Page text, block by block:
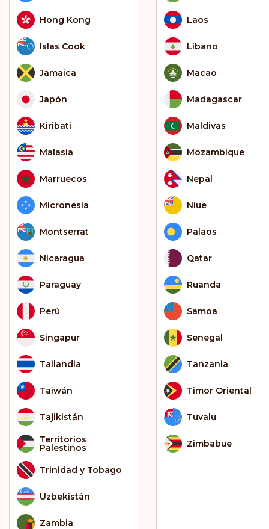
Hong Kong
Islas Cook
Jamaica
Japón
Kiribati
Malasia
Marruecos
Micronesia
Montserrat
Nicaragua
Paraguay
Perú
Singapur
Tailandia
Taiwán
Tajikistán
Territorios
Palestinos
Trinidad y Tobago
Uzbekistán
Zambia
Laos
Líbano
Macao
Madagascar
Maldivas
Mozambique
Nepal
Niue
Palaos
Qatar
Ruanda
Samoa
Senegal
Tanzania
Timor Oriental
Tuvalu
Zimbabue